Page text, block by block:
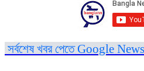
সর্বশেষ খবর পেতে Google